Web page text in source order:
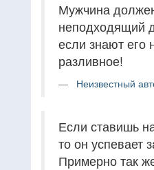
Мужчина
неподходящий
если знают его
разливное!
Неизвестный
Если ставишь
то он успевает
Примерно так